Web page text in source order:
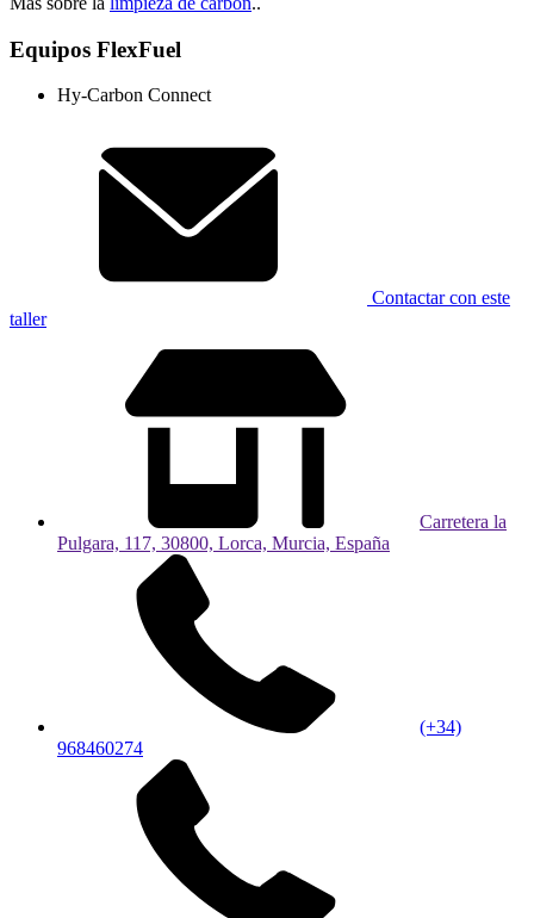
Equipos FlexFuel
Hy-Carbon Connect
Contactar con este
taller
Carretera la
Pulgara, 117, 30800, Lorca, Murcia, España
(+34)
968460274